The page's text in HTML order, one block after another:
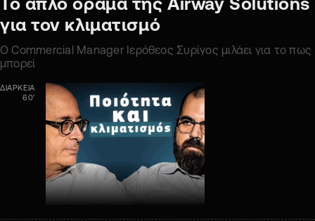
για τον κλιματισμό
Ο Commercial Manager Ιερόθεος Συρίγος μιλάει για το πως
μπορεί
ΔΙΑΡΚΕΙΑ
60'